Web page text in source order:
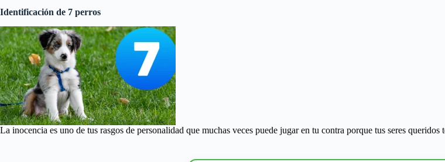
Identificación de 7 perros
La inocencia es uno de tus rasgos de personalidad que muchas veces puede jugar en tu contra porque tus seres queridos